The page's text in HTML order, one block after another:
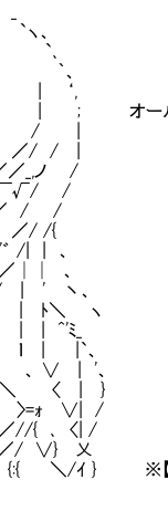
、
‘,
| ; オール
.| / |
/ / |
／_,ノ /
￣√/ /
/ /
／/ /{
/| | 、
_／││ 、
/ | ' 丶、
: | ﾄ＼ ヽ
{ | | ^'ﾐ_
{ ｌ | |`、
∨ | '、
〈 | }
〉=ｫ ∨| /
//{ ､ 〈| /
／/ ∨} 乂
／:／ {:{ ＼/ｲ } ※